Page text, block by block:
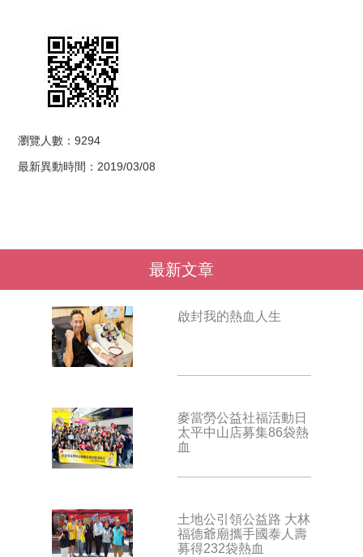
瀏覽人數：9294
最新異動時間：2019/03/08
最新文章
啟封我的熱血人生
麥當勞公益社福活動日
太平中山店募集86袋熱
血
土地公引領公益路 大林
福德爺廟攜手國泰人壽
募得232袋熱血